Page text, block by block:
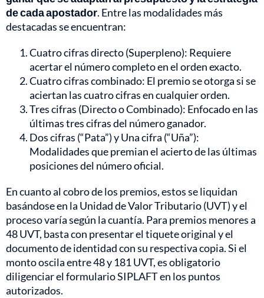
de cada apostador. Entre las modalidades más
destacadas se encuentran:
Cuatro cifras directo (Superpleno): Requiere
acertar el número completo en el orden exacto.
Cuatro cifras combinado: El premio se otorga si se
aciertan las cuatro cifras en cualquier orden.
Tres cifras (Directo o Combinado): Enfocado en las
últimas tres cifras del número ganador.
Dos cifras (“Pata”) y Una cifra (“Uña”):
Modalidades que premian el acierto de las últimas
posiciones del número oficial.
En cuanto al cobro de los premios, estos se liquidan
basándose en la Unidad de Valor Tributario (UVT) y el
proceso varía según la cuantía. Para premios menores a
48 UVT, basta con presentar el tiquete original y el
documento de identidad con su respectiva copia. Si el
monto oscila entre 48 y 181 UVT, es obligatorio
diligenciar el formulario SIPLAFT en los puntos
autorizados.